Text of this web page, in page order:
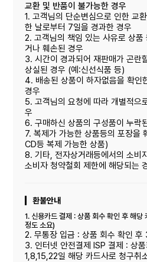
교환 및 반품이 불가능한 경우
1. 고객님의 단순변심으로 인한 교
한 날로부터 7일을 경과한 경우
2. 고객님의 책임 있는 사유로 상품
거나 훼손된 경우
3. 시간이 경과되어 재판매가 곤란
상실된 경우 (예:신선식품 등)
4. 배송된 상품이 하자없음을 확인
경우
5. 고객님의 요청에 따라 개별적으
우
6. 구매하신 상품의 구성품이 누락
7. 복제가 가능한 상품등의 포장을
CD등 복제 가능한 상품)
8. 기타, 전자상거래등에서의 소비
소비자 청약철회 제한에 해당되는
환불안내
1. 신용카드 결제 : 상품 회수 확인 후 해
정도 소요)
2. 무통장 입금 : 상품 회수 확인 후
3. 인터넷 안전결제 ISP 결제 : 상
1,8,15,22일 해당 카드사로 청구취